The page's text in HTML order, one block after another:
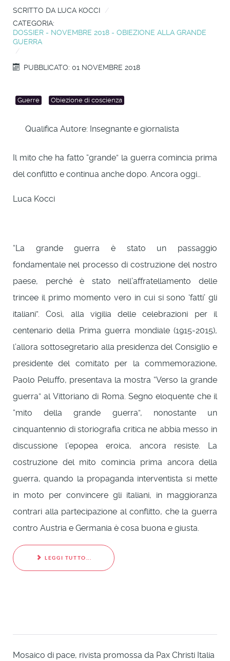
SCRITTO DA LUCA KOCCI
CATEGORIA:
DOSSIER - NOVEMBRE 2018 - OBIEZIONE ALLA GRANDE
GUERRA
PUBBLICATO: 01 NOVEMBRE 2018
Guerre Obiezione di coscienza
Qualifica Autore: Insegnante e giornalista
Il mito che ha fatto “grande” la guerra comincia prima
del conflitto e continua anche dopo. Ancora oggi…
Luca Kocci
“La grande guerra è stato un passaggio
fondamentale nel processo di costruzione del nostro
paese, perché è stato nell’affratellamento delle
trincee il primo momento vero in cui si sono ‘fatti’ gli
italiani”. Così, alla vigilia delle celebrazioni per il
centenario della Prima guerra mondiale (1915-2015),
l’allora sottosegretario alla presidenza del Consiglio e
presidente del comitato per la commemorazione,
Paolo Peluffo, presentava la mostra “Verso la grande
guerra” al Vittoriano di Roma. Segno eloquente che il
“mito della grande guerra”, nonostante un
cinquantennio di storiografia critica ne abbia messo in
discussione l’epopea eroica, ancora resiste. La
costruzione del mito comincia prima ancora della
guerra, quando la propaganda interventista si mette
in moto per convincere gli italiani, in maggioranza
contrari alla partecipazione al conflitto, che la guerra
contro Austria e Germania è cosa buona e giusta.
LEGGI TUTTO...
Mosaico di pace, rivista promossa da Pax Christi Italia